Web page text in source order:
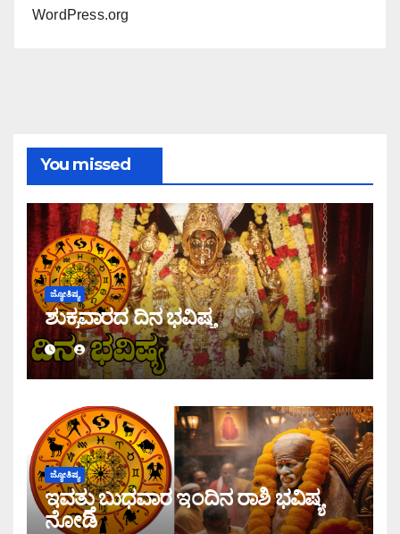
WordPress.org
You missed
ಜ್ಯೋತಿಷ್ಯ
ಶುಕ್ರವಾರದ ದಿನ ಭವಿಷ್ಯ
ಜ್ಯೋತಿಷ್ಯ
ಇವತ್ತು ಬುಧವಾರ ಇಂದಿನ ರಾಶಿ ಭವಿಷ್ಯ
ನೋಡಿ